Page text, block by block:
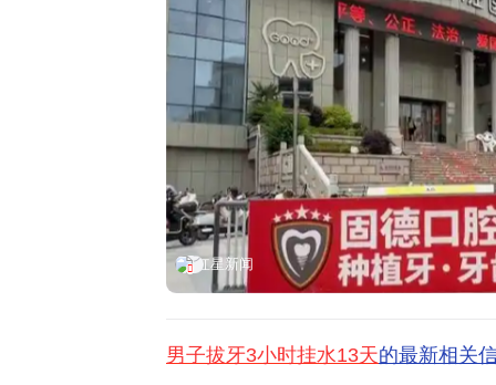
红星新闻
男子拔牙3小时挂水13天的最新相关